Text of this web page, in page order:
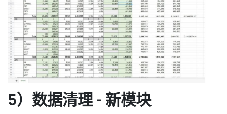
5）数据清理 - 新模块